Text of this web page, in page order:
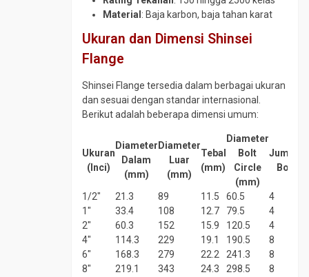
Material : Baja karbon, baja tahan karat
Ukuran dan Dimensi Shinsei
Flange
Shinsei Flange tersedia dalam berbagai ukuran
dan sesuai dengan standar internasional.
Berikut adalah beberapa dimensi umum:
Ukuran
(Inci)
Diameter
Dalam
(mm)
Diameter
Luar
(mm)
Tebal
(mm)
Diameter
Bolt
Circle
(mm)
Jumlah
Bolt
1/2″ 21.3 89 11.5 60.5
4
1″
33.4 108 12.7 79.5
4
2″
60.3 152 15.9 120.5
4
4″
114.3 229 19.1 190.5
8
6″
168.3 279 22.2 241.3
8
8″
219.1 343 24.3 298.5
8